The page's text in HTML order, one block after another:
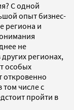
С одной
опыт бизнес-
региона и
не
регионах,
особых
откровенно
числе с
пройти в